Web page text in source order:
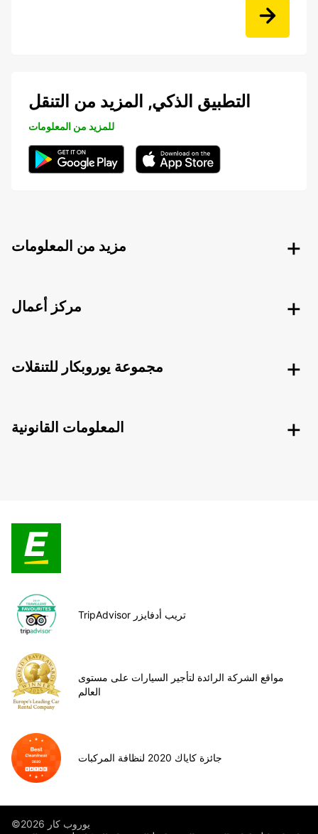
التطبيق الذكي, المزيد من التنقل
للمزيد من المعلومات
مزيد من المعلومات
مركز أعمال
مجموعة يوروبكار للتنقلات
المعلومات القانونية
TripAdvisor تريب أدفايزر
مواقع الشركة الرائدة لتأجير السيارات على مستوى
العالم
جائزة كاياك 2020 لنظافة المركبات
©يوروب كار 2026